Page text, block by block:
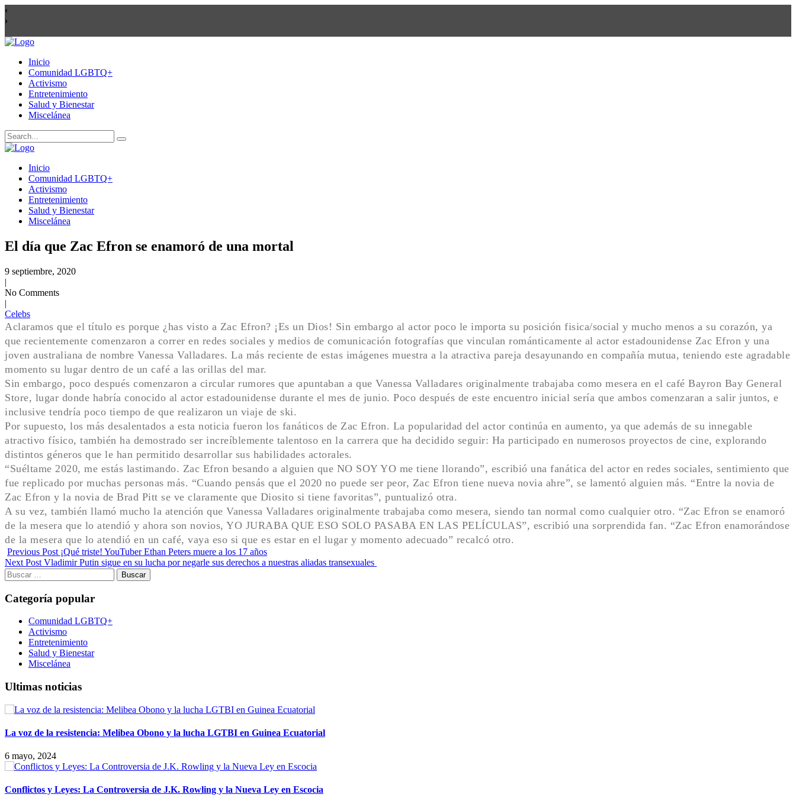
Inicio
Comunidad LGBTQ+
Activismo
Entretenimiento
Salud y Bienestar
Miscelánea
Inicio
Comunidad LGBTQ+
Activismo
Entretenimiento
Salud y Bienestar
Miscelánea
El día que Zac Efron se enamoró de una mortal
9 septiembre, 2020
|
No Comments
|
Celebs
Aclaramos que el título es porque ¿has visto a Zac Efron? ¡Es un Dios! Sin embargo al actor poco le importa su posición fisica/social y mucho menos a su corazón, ya
que recientemente comenzaron a correr en redes sociales y medios de comunicación fotografías que vinculan románticamente al actor estadounidense Zac Efron y una
joven australiana de nombre Vanessa Valladares. La más reciente de estas imágenes muestra a la atractiva pareja desayunando en compañía mutua, teniendo este agradable
momento su lugar dentro de un café a las orillas del mar.
Sin embargo, poco después comenzaron a circular rumores que apuntaban a que Vanessa Valladares originalmente trabajaba como mesera en el café Bayron Bay General
Store, lugar donde habría conocido al actor estadounidense durante el mes de junio. Poco después de este encuentro inicial sería que ambos comenzaran a salir juntos, e
inclusive tendría poco tiempo de que realizaron un viaje de ski.
Por supuesto, los más desalentados a esta noticia fueron los fanáticos de Zac Efron. La popularidad del actor continúa en aumento, ya que además de su innegable
atractivo físico, también ha demostrado ser increíblemente talentoso en la carrera que ha decidido seguir: Ha participado en numerosos proyectos de cine, explorando
distintos géneros que le han permitido desarrollar sus habilidades actorales.
“Suéltame 2020, me estás lastimando. Zac Efron besando a alguien que NO SOY YO me tiene llorando”, escribió una fanática del actor en redes sociales, sentimiento que
fue replicado por muchas personas más. “Cuando pensás que el 2020 no puede ser peor, Zac Efron tiene nueva novia ahre”, se lamentó alguien más. “Entre la novia de
Zac Efron y la novia de Brad Pitt se ve claramente que Diosito si tiene favoritas”, puntualizó otra.
A su vez, también llamó mucho la atención que Vanessa Valladares originalmente trabajaba como mesera, siendo tan normal como cualquier otro. “Zac Efron se enamoró
de la mesera que lo atendió y ahora son novios, YO JURABA QUE ESO SOLO PASABA EN LAS PELÍCULAS”, escribió una sorprendida fan. “Zac Efron enamorándose
de la mesera que lo atendió en un café, vaya eso si que es estar en el lugar y momento adecuado” recalcó otro.
Previous Post ¡Qué triste! YouTuber Ethan Peters muere a los 17 años
Next Post Vladimir Putin sigue en su lucha por negarle sus derechos a nuestras aliadas transexuales
Buscar:
Categoría popular
Comunidad LGBTQ+
Activismo
Entretenimiento
Salud y Bienestar
Miscelánea
Ultimas noticias
La voz de la resistencia: Melibea Obono y la lucha LGTBI en Guinea Ecuatorial
6 mayo, 2024
Conflictos y Leyes: La Controversia de J.K. Rowling y la Nueva Ley en Escocia